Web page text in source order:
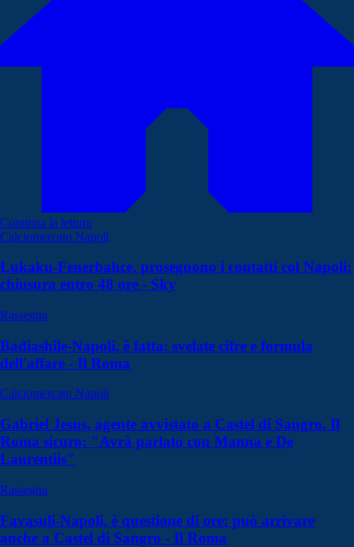
Continua la lettura
Calciomercato Napoli
Lukaku-Fenerbahce, proseguono i contatti col Napoli:
chiusura entro 48 ore - Sky
Rassegna
Badiashile-Napoli, è fatta: svelate cifre e formula
dell'affare - Il Roma
Calciomercato Napoli
Gabriel Jesus, agente avvistato a Castel di Sangro. Il
Roma sicuro: "Avrà parlato con Manna e De
Laurentiis"
Rassegna
Favasuli-Napoli, è questione di ore: può arrivare
anche a Castel di Sangro - Il Roma